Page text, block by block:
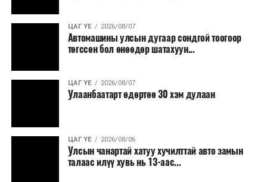
ЦАГ ҮЕ 2026/08/07
Автомашины улсын дугаар сондгой тоогоор
төгссөн бол өнөөдөр шатахуун...
ЦАГ ҮЕ 2026/08/07
Улаанбаатарт өдөртөө 30 хэм дулаан
ЦАГ ҮЕ 2026/08/06
Улсын чанартай хатуу хучилттай авто замын
талаас илүү хувь нь 13-аас...